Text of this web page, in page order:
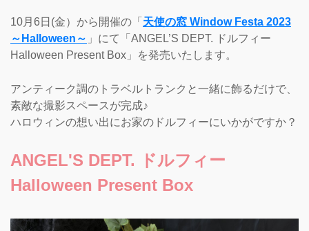
10月6日(金）から開催の「 天使の窓 Window Festa 2023
～Halloween～ 」にて「ANGEL’S DEPT. ドルフィー
Halloween Present Box」を発売いたします。
アンティーク調のトラベルトランクと一緒に飾るだけで、
素敵な撮影スペースが完成♪
ハロウィンの想い出にお家のドルフィーにいかがですか？
ANGEL'S DEPT. ドルフィー
Halloween Present Box